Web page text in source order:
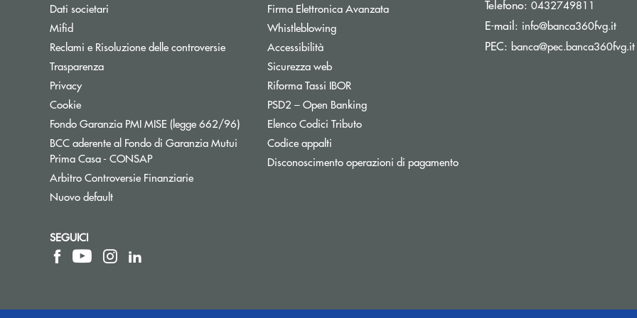
Dati societari
Mifid
Reclami e Risoluzione delle controversie
Trasparenza
Privacy
Cookie
Fondo Garanzia PMI MISE (legge 662/96)Apre una nuova finestra
BCC aderente al Fondo di Garanzia Mutui
Prima Casa - CONSAPApre una nuova finestra
Arbitro Controversie FinanziarieApre una nuova finestra
Nuovo default
Firma Elettronica Avanzata
WhistleblowingApre una nuova finestra
Accessibilità
Sicurezza web
Riforma Tassi IBORApre una nuova finestra
PSD2 – Open BankingApre una nuova finestra
Elenco Codici TributoApre una nuova finestra
Codice appalti
Disconoscimento operazioni di pagamento
Telefono: 0432749811
E-mail: info@banca360fvg.it(si
PEC: banca@pec.banca360fvg.it
SEGUICI